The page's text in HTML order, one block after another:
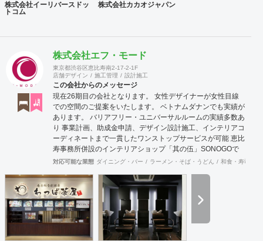
株式会社イーリバースドッ
トコム
株式会社カカオジャパン
株式会社エフ・モード
東京都渋谷区恵比寿南2-17-2-1F
店舗デザイン
施工管理 設計施工
この会社からのメッセージ
現在26期目の会社となります。 女性デザイナーが女性目線
での空間のご提案をいたします。 ベトナムダナンでも実績が
あります。 バリアフリー・ユニバーサルルームの実績多数あ
り 事業計画、助成金申請、デザイン設計施工、インテリアコ
ーディネートまで一貫したワンストップサービスが可能 恵比
寿事務所併設のインテリアショップ「其の伍」SONOGOで
はオリジナル家具をはじめアンティーク骨董家具の販売もし
対応可能な業態 ダイニング・バー ラーメン・そば・うどん 和食・寿司